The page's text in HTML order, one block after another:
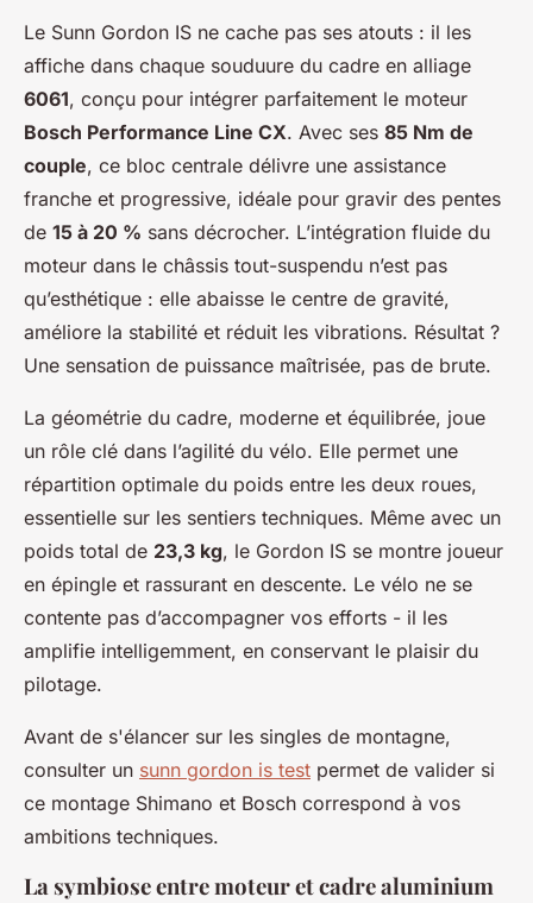
Le Sunn Gordon IS ne cache pas ses atouts : il les
affiche dans chaque souduure du cadre en alliage
6061, conçu pour intégrer parfaitement le moteur
Bosch Performance Line CX. Avec ses 85 Nm de
couple, ce bloc centrale délivre une assistance
franche et progressive, idéale pour gravir des pentes
de 15 à 20 % sans décrocher. L’intégration fluide du
moteur dans le châssis tout-suspendu n’est pas
qu’esthétique : elle abaisse le centre de gravité,
améliore la stabilité et réduit les vibrations. Résultat ?
Une sensation de puissance maîtrisée, pas de brute.
La géométrie du cadre, moderne et équilibrée, joue
un rôle clé dans l’agilité du vélo. Elle permet une
répartition optimale du poids entre les deux roues,
essentielle sur les sentiers techniques. Même avec un
poids total de 23,3 kg, le Gordon IS se montre joueur
en épingle et rassurant en descente. Le vélo ne se
contente pas d’accompagner vos efforts - il les
amplifie intelligemment, en conservant le plaisir du
pilotage.
Avant de s'élancer sur les singles de montagne,
consulter un sunn gordon is test permet de valider si
ce montage Shimano et Bosch correspond à vos
ambitions techniques.
La symbiose entre moteur et cadre aluminium